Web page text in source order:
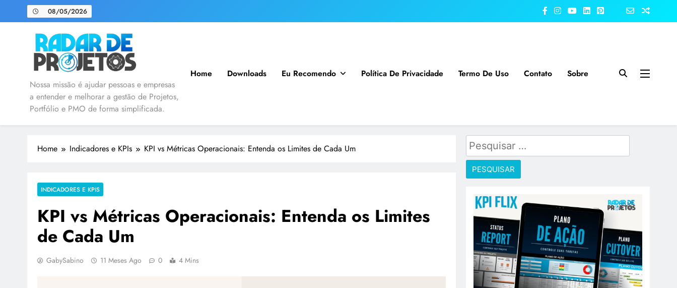
08/05/2026
Radar de Projetos
Nossa missão é ajudar pessoas e empresas
a entender e melhorar a gestão de Projetos,
Portfólio e PMO de forma simplificada.
Home Downloads Eu Recomendo Política De Privacidade Termo De Uso Contato Sobre
Home Indicadores e KPIs KPI vs Métricas Operacionais: Entenda os Limites de Cada Um
INDICADORES E KPIS
KPI vs Métricas Operacionais: Entenda os Limites
de Cada Um
GabySabino 11 Meses Ago 0 4 Mins